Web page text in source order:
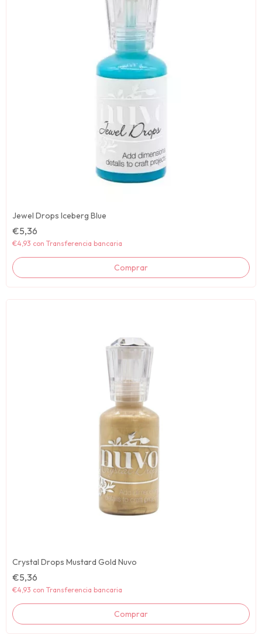
Jewel Drops Iceberg Blue
€5,36
€4,93 con Transferencia bancaria
Crystal Drops Mustard Gold Nuvo
€5,36
€4,93 con Transferencia bancaria